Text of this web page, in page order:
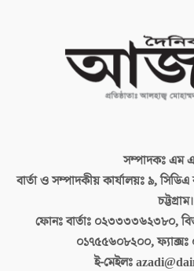
সম্পাদকঃএম
বার্তা ও সম্পাদকীয় কার্যালয়ঃ৯, সিডিএ
চট্টগ্রাম।
ফোনঃ বার্তাঃ ০২৩৩৩৩৬২৩৮০,
০১৭৫৫৬০৮২০০,
ই-মেইলঃ